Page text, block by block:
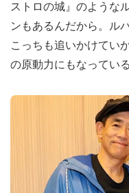
ストロの城』のような
ンもあるんだから。ル
こっちも追いかけてい
の原動力にもなってい